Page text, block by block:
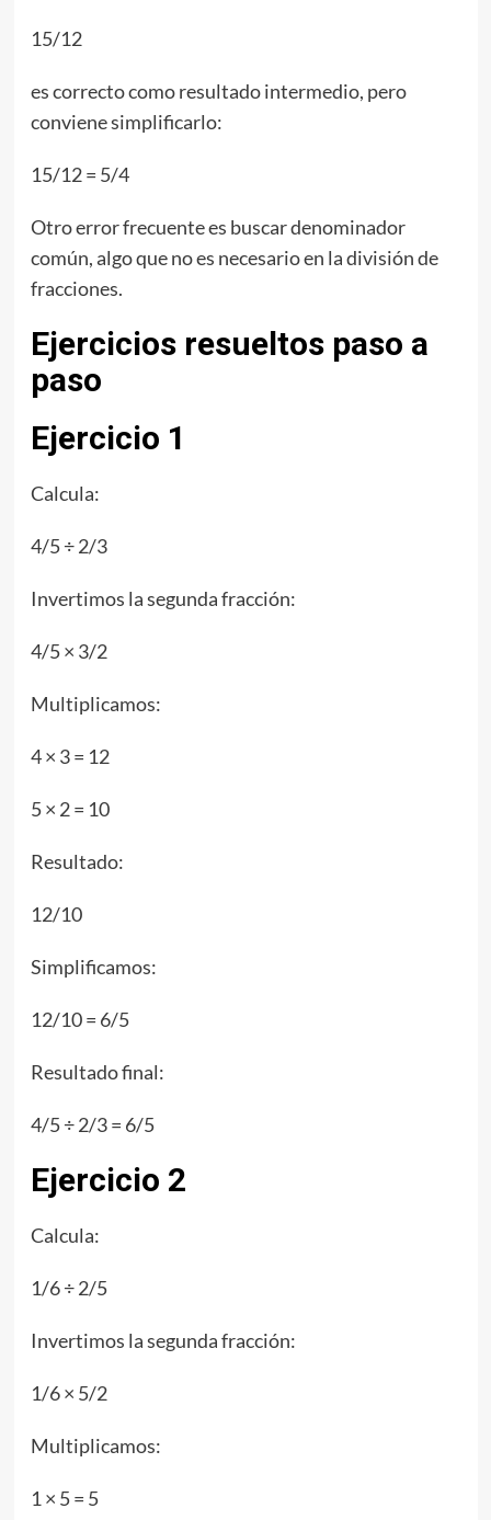
15/12
es correcto como resultado intermedio, pero
conviene simplificarlo:
15/12 = 5/4
Otro error frecuente es buscar denominador
común, algo que no es necesario en la división de
fracciones.
Ejercicios resueltos paso a
paso
Ejercicio 1
Calcula:
4/5 ÷ 2/3
Invertimos la segunda fracción:
4/5 × 3/2
Multiplicamos:
4 × 3 = 12
5 × 2 = 10
Resultado:
12/10
Simplificamos:
12/10 = 6/5
Resultado final:
4/5 ÷ 2/3 = 6/5
Ejercicio 2
Calcula:
1/6 ÷ 2/5
Invertimos la segunda fracción:
1/6 × 5/2
Multiplicamos:
1 × 5 = 5